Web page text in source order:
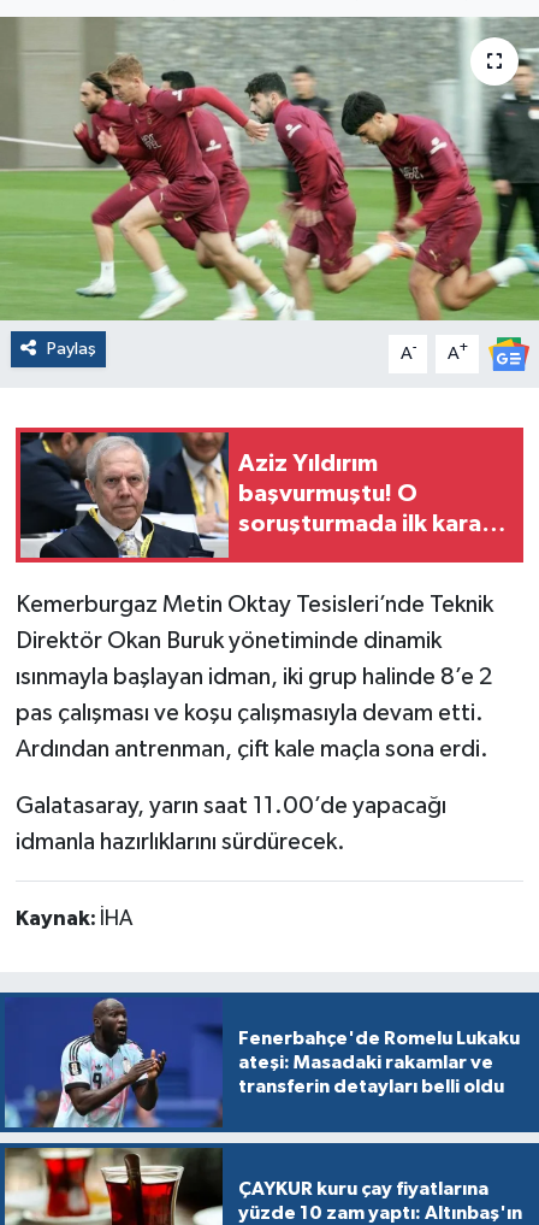
Paylaş A- A+
Aziz Yıldırım
başvurmuştu! O
soruşturmada ilk karar
Kemerburgaz Metin Oktay Tesisleri’nde Teknik
Direktör Okan Buruk yönetiminde dinamik
ısınmayla başlayan idman, iki grup halinde 8’e 2
pas çalışması ve koşu çalışmasıyla devam etti.
Ardından antrenman, çift kale maçla sona erdi.
Galatasaray, yarın saat 11.00’de yapacağı
idmanla hazırlıklarını sürdürecek.
Kaynak: İHA
Fenerbahçe'de Romelu Lukaku
ateşi: Masadaki rakamlar ve
transferin detayları belli oldu
ÇAYKUR kuru çay fiyatlarına
yüzde 10 zam yaptı: Altınbaş'ın